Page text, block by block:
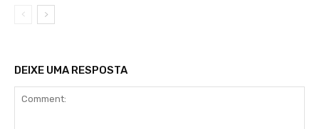
DEIXE UMA RESPOSTA